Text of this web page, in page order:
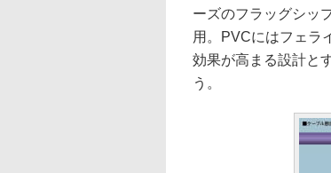
ーズのフラッグシッ
用。PVCにはフェラ
効果が高まる設計と
う。